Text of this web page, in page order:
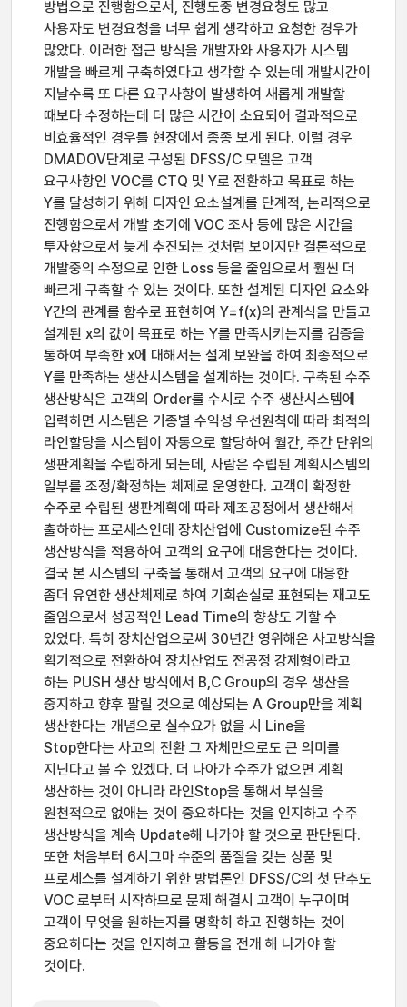
방법으로 진행함으로서, 진행도중 변경요청도 많고
사용자도 변경요청을 너무 쉽게 생각하고 요청한 경우가
많았다. 이러한 접근 방식을 개발자와 사용자가 시스템
개발을 빠르게 구축하였다고 생각할 수 있는데 개발시간이
지날수록 또 다른 요구사항이 발생하여 새롭게 개발할
때보다 수정하는데 더 많은 시간이 소요되어 결과적으로
비효율적인 경우를 현장에서 종종 보게 된다. 이럴 경우
DMADOV단계로 구성된 DFSS/C 모델은 고객
요구사항인 VOC를 CTQ 및 Y로 전환하고 목표로 하는
Y를 달성하기 위해 디자인 요소설계를 단계적, 논리적으로
진행함으로서 개발 초기에 VOC 조사 등에 많은 시간을
투자함으로서 늦게 추진되는 것처럼 보이지만 결론적으로
개발중의 수정으로 인한 Loss 등을 줄임으로서 훨씬 더
빠르게 구축할 수 있는 것이다. 또한 설계된 디자인 요소와
Y간의 관계를 함수로 표현하여 Y=f(x)의 관계식을 만들고
설계된 x의 값이 목표로 하는 Y를 만족시키는지를 검증을
통하여 부족한 x에 대해서는 설계 보완을 하여 최종적으로
Y를 만족하는 생산시스템을 설계하는 것이다. 구축된 수주
생산방식은 고객의 Order를 수시로 수주 생산시스템에
입력하면 시스템은 기종별 수익성 우선원칙에 따라 최적의
라인할당을 시스템이 자동으로 할당하여 월간, 주간 단위의
생판계획을 수립하게 되는데, 사람은 수립된 계획시스템의
일부를 조정/확정하는 체제로 운영한다. 고객이 확정한
수주로 수립된 생판계획에 따라 제조공정에서 생산해서
출하하는 프로세스인데 장치산업에 Customize된 수주
생산방식을 적용하여 고객의 요구에 대응한다는 것이다.
결국 본 시스템의 구축을 통해서 고객의 요구에 대응한
좀더 유연한 생산체제로 하여 기회손실로 표현되는 재고도
줄임으로서 성공적인 Lead Time의 향상도 기할 수
있었다. 특히 장치산업으로써 30년간 영위해온 사고방식을
획기적으로 전환하여 장치산업도 전공정 강제형이라고
하는 PUSH 생산 방식에서 B,C Group의 경우 생산을
중지하고 향후 팔릴 것으로 예상되는 A Group만을 계획
생산한다는 개념으로 실수요가 없을 시 Line을
Stop한다는 사고의 전환 그 자체만으로도 큰 의미를
지닌다고 볼 수 있겠다. 더 나아가 수주가 없으면 계획
생산하는 것이 아니라 라인Stop을 통해서 부실을
원천적으로 없애는 것이 중요하다는 것을 인지하고 수주
생산방식을 계속 Update해 나가야 할 것으로 판단된다.
또한 처음부터 6시그마 수준의 품질을 갖는 상품 및
프로세스를 설계하기 위한 방법론인 DFSS/C의 첫 단추도
VOC 로부터 시작하므로 문제 해결시 고객이 누구이며
고객이 무엇을 원하는지를 명확히 하고 진행하는 것이
중요하다는 것을 인지하고 활동을 전개 해 나가야 할
것이다.